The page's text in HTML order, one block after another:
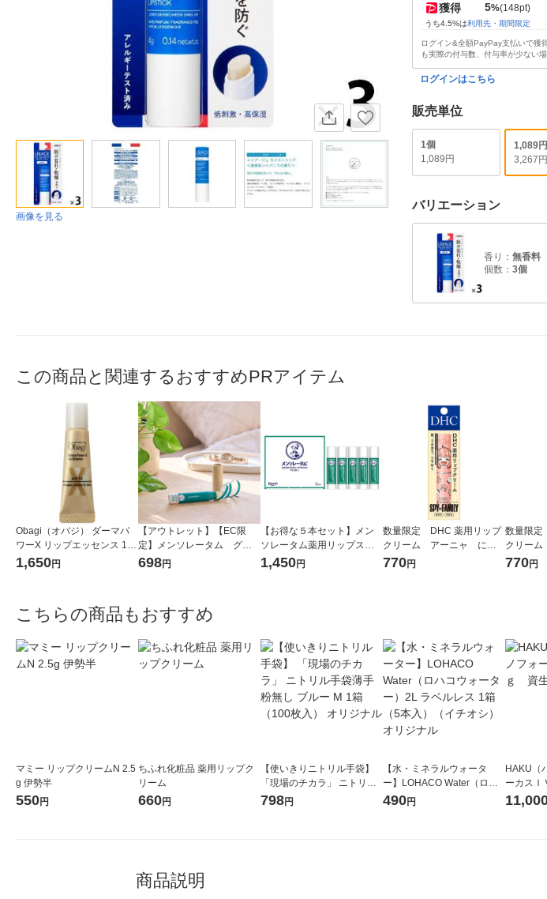
画像を見る
獲得 5%(148pt)
うち4.5%は利用先・期間限定
ログイン&全額PayPay支払いで獲
も実際の付与数、付与率が少ない
ログインはこちら
販売単位
1個
1,089円
1,089
3,267円
バリエーション
香り： 無香料
個数： 3個
この商品と関連するおすすめPRアイテム
Obagi（オバジ） ダーマパ
ワーX リップエッセンス 10g
ロート製薬（イチオシ）
1,650円
【アウトレット】【EC限
定】メンソレータム グリ
ーンネイチャーリップステ
698円
【お得な５本セット】メン
ソレータム薬用リップステ
ィックプラス５本 紙箱入
1,450円
数量限定 DHC 薬用リップ
クリーム アーニャ にっ
こり キャラクターコス
770円
数量限
クリー
キラ キ
770円
こちらの商品もおすすめ
マミー リップクリームN 2.5
g 伊勢半
550円
ちふれ化粧品 薬用リップク
リーム
660円
【使いきりニトリル手袋】
「現場のチカラ」 ニトリル
手袋薄手 粉無し ブルー M 1
798円
【水・ミネラルウォータ
ー】LOHACO Water（ロハ
コウォーター）2L ラベルレ
490円
HAKU（
ーカス
堂 おま
商品説明